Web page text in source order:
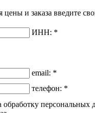
цены и заказа введите
ИНН: *
email: *
телефон: *